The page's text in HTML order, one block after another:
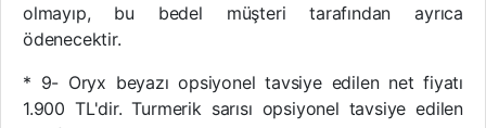
olmayıp, bu bedel müşteri tarafından ayrıca
ödenecektir.
* 9- Oryx beyazı opsiyonel tavsiye edilen net fiyatı
1.900 TL'dir. Turmerik sarısı opsiyonel tavsiye edilen